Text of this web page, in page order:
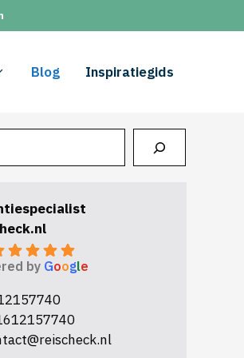
Blog Inspiratiegids
by Google